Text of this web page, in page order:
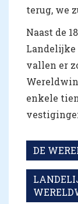
terug, we
Naast de
Landelijke
vallen er
enkele
DE